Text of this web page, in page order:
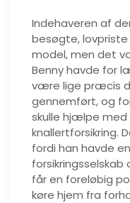
Indehaveren af
besøgte,
model, men det
Benny havde for
være lige præcis
gennemført, og
skulle hjælpe
knallertforsikring.
fordi han havde
forsikringsselskab
får en foreløbig
køre hjem fra